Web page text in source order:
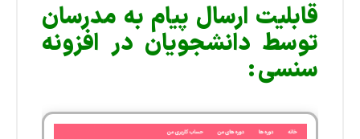
قابلیت ارسال پیام به مدرسان
توسط دانشجویان در افزونه
سنسی :